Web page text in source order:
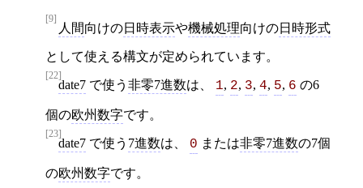
[9]
人間向けの日時表示や機械処理向けの日時形式
として使える構文が定められています。
[22]
date7 で使う 非零7進数は、 1, 2, 3, 4, 5, 6 の6
個の欧州数字です。
[23]
date7 で使う 7進数は、 0 または非零7進数の7個
の欧州数字です。